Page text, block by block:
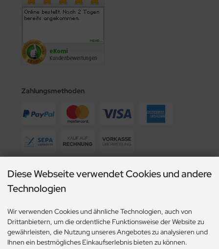
Zahlungsmethoden
Social Media
Diese Webseite verwendet Cookies und andere
Technologien
Wir verwenden Cookies und ähnliche Technologien, auch von
Drittanbietern, um die ordentliche Funktionsweise der Website zu
gewährleisten, die Nutzung unseres Angebotes zu analysieren und
Ihnen ein bestmögliches Einkaufserlebnis bieten zu können.